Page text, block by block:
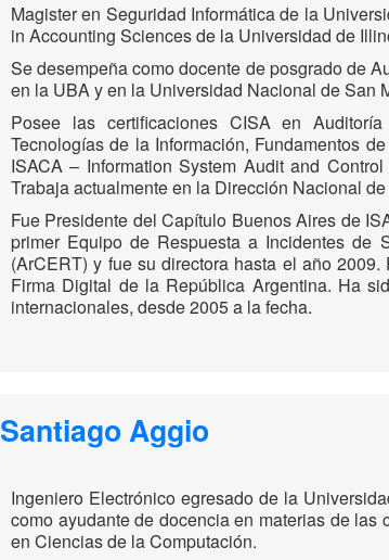
Magister en Seguridad Informática de la
in Accounting Sciences de la Universidad de
Se desempeña como docente de posgrado de
en la UBA y en la Universidad Nacional de San
Posee las certificaciones CISA en
Tecnologías de la Información, Fundamentos
ISACA – Information System Audit and
Trabaja actualmente en la Dirección Nacional
Fue Presidente del Capítulo Buenos Aires de
primer Equipo de Respuesta a Incidentes de
(ArCERT) y fue su directora hasta el año
Firma Digital de la República Argentina. Ha
internacionales, desde 2005 a la fecha.
Santiago Aggio
Ingeniero Electrónico egresado de la
como ayudante de docencia en materias de
en Ciencias de la Computación.